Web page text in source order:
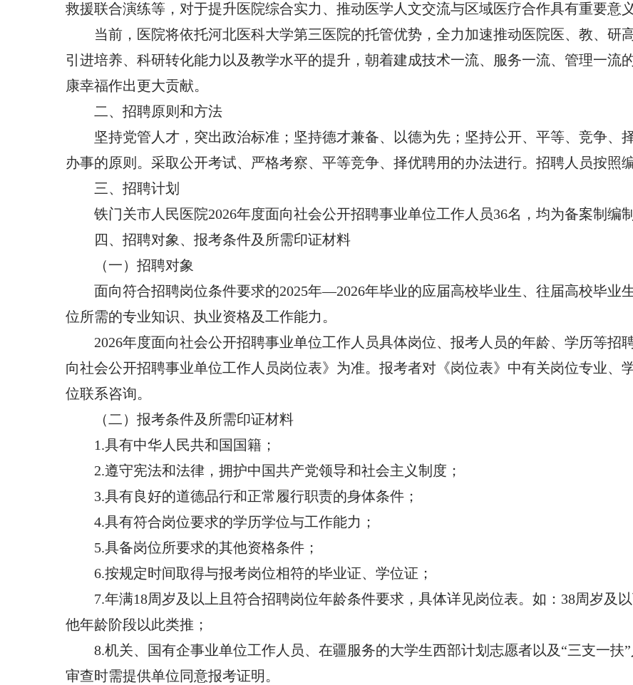
救援联合演练等，对于提升医院综合实力、推动医学人文交流与区域医疗合作具有重要意义
当前，医院将依托河北医科大学第三医院的托管优势，全力加速推动医院医、教、研
引进培养、科研转化能力以及教学水平的提升，朝着建成技术一流、服务一流、管理一流
康幸福作出更大贡献。
二、招聘原则和方法
坚持党管人才，突出政治标准；坚持德才兼备、以德为先；坚持公开、平等、竞争、
办事的原则。采取公开考试、严格考察、平等竞争、择优聘用的办法进行。招聘人员按照
三、招聘计划
铁门关市人民医院2026年度面向社会公开招聘事业单位工作人员36名，均为备案制编制
四、招聘对象、报考条件及所需印证材料
（一）招聘对象
面向符合招聘岗位条件要求的2025年—2026年毕业的应届高校毕业生、往届高校毕业
位所需的专业知识、执业资格及工作能力。
2026年度面向社会公开招聘事业单位工作人员具体岗位、报考人员的年龄、学历等招
向社会公开招聘事业单位工作人员岗位表》为准。报考者对《岗位表》中有关岗位专业、
位联系咨询。
（二）报考条件及所需印证材料
1.具有中华人民共和国国籍；
2.遵守宪法和法律，拥护中国共产党领导和社会主义制度；
3.具有良好的道德品行和正常履行职责的身体条件；
4.具有符合岗位要求的学历学位与工作能力；
5.具备岗位所要求的其他资格条件；
6.按规定时间取得与报考岗位相符的毕业证、学位证；
7.年满18周岁及以上且符合招聘岗位年龄条件要求，具体详见岗位表。如：38周岁及
他年龄阶段以此类推；
8.机关、国有企事业单位工作人员、在疆服务的大学生西部计划志愿者以及“三支一扶
审查时需提供单位同意报考证明。